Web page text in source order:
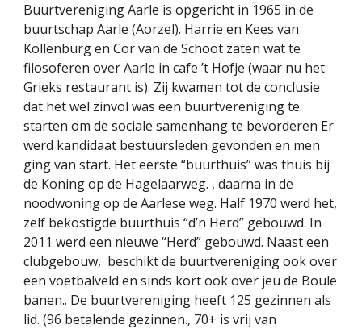
Buurtvereniging Aarle is opgericht in 1965 in de
buurtschap Aarle (Aorzel). Harrie en Kees van
Kollenburg en Cor van de Schoot zaten wat te
filosoferen over Aarle in cafe ’t Hofje (waar nu het
Grieks restaurant is). Zij kwamen tot de conclusie
dat het wel zinvol was een buurtvereniging te
starten om de sociale samenhang te bevorderen Er
werd kandidaat bestuursleden gevonden en men
ging van start. Het eerste “buurthuis” was thuis bij
de Koning op de Hagelaarweg. , daarna in de
noodwoning op de Aarlese weg. Half 1970 werd het,
zelf bekostigde buurthuis “d’n Herd” gebouwd. In
2011 werd een nieuwe “Herd” gebouwd. Naast een
clubgebouw,  beschikt de buurtvereniging ook over
een voetbalveld en sinds kort ook over jeu de Boule
banen.. De buurtvereniging heeft 125 gezinnen als
lid. (96 betalende gezinnen., 70+ is vrij van